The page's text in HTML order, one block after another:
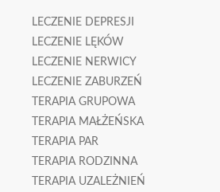
LECZENIE DEPRESJI
LECZENIE LĘKÓW
LECZENIE NERWICY
LECZENIE ZABURZEŃ
TERAPIA GRUPOWA
TERAPIA MAŁŻEŃSKA
TERAPIA PAR
TERAPIA RODZINNA
TERAPIA UZALEŻNIEŃ